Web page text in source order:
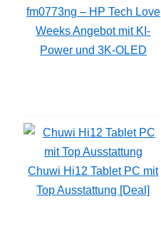
fm0773ng – HP Tech Love
Weeks Angebot mit KI-
Power und 3K-OLED
Chuwi Hi12 Tablet PC mit
Top Ausstattung [Deal]